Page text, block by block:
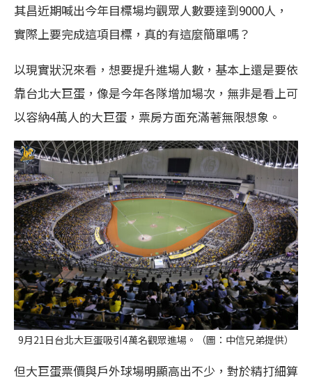
其昌近期喊出今年目標場均觀眾人數要達到9000人，
實際上要完成這項目標，真的有這麼簡單嗎？
以現實狀況來看，想要提升進場人數，基本上還是要依
靠台北大巨蛋，像是今年各隊增加場次，無非是看上可
以容納4萬人的大巨蛋，票房方面充滿著無限想象。
9月21日台北大巨蛋吸引4萬名觀眾進場。（圖：中信兄弟提供）
但大巨蛋票價與戶外球場明顯高出不少，對於精打細算